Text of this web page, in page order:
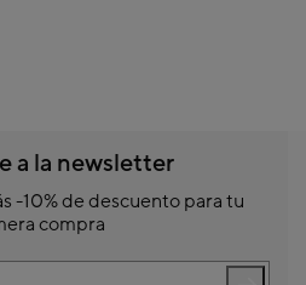
a la newsletter
-10% de descuento para tu
compra